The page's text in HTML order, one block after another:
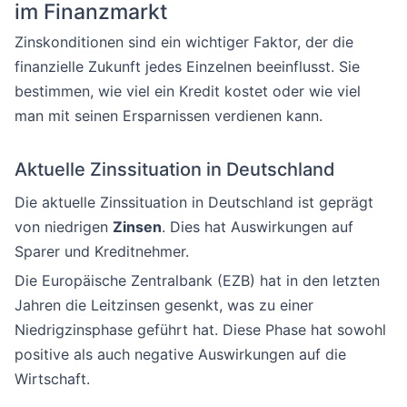
im Finanzmarkt
Zinskonditionen sind ein wichtiger Faktor, der die
finanzielle Zukunft jedes Einzelnen beeinflusst. Sie
bestimmen, wie viel ein Kredit kostet oder wie viel
man mit seinen Ersparnissen verdienen kann.
Aktuelle Zinssituation in Deutschland
Die aktuelle Zinssituation in Deutschland ist geprägt
von niedrigen Zinsen. Dies hat Auswirkungen auf
Sparer und Kreditnehmer.
Die Europäische Zentralbank (EZB) hat in den letzten
Jahren die Leitzinsen gesenkt, was zu einer
Niedrigzinsphase geführt hat. Diese Phase hat sowohl
positive als auch negative Auswirkungen auf die
Wirtschaft.